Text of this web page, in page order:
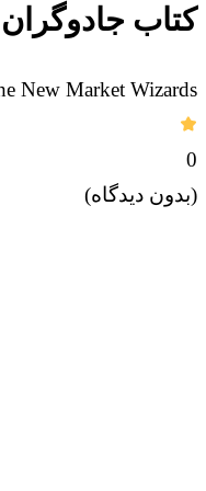
کتاب
New Market Wizards
0
(بدون دیدگاه)